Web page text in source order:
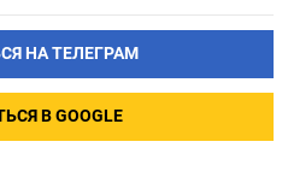
НА ТЕЛЕГРАМ
В GOOGLE